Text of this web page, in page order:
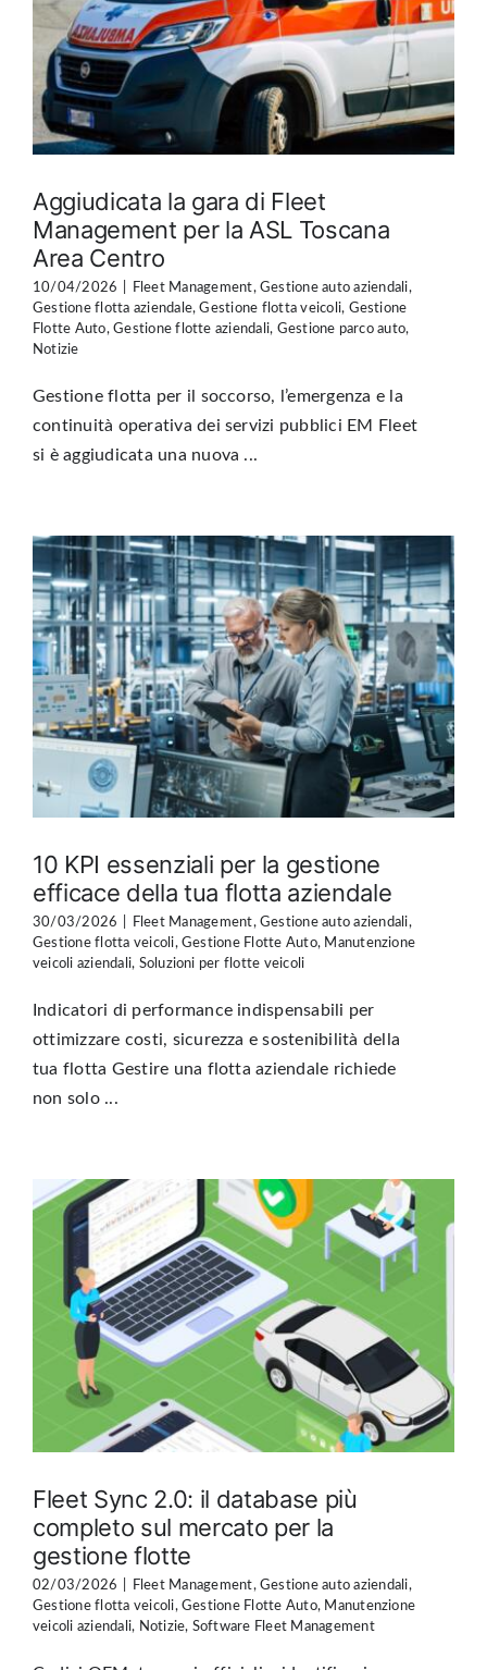
Aggiudicata la gara di Fleet
Management per la ASL Toscana
Area Centro
10/04/2026 Fleet Management, Gestione auto aziendali,
Gestione flotta aziendale,Gestione flotta veicoli, Gestione
Flotte Auto,Gestione flotte aziendali, Gestione parco auto,
Notizie
Gestione flotta per il soccorso, l’emergenza e la
continuità operativa dei servizi pubblici EM Fleet
si è aggiudicata una nuova ...
10 KPI essenziali per la gestione
efficace della tua flotta aziendale
30/03/2026 Fleet Management, Gestione auto aziendali,
Gestione flotta veicoli,Gestione Flotte Auto, Manutenzione
veicoli aziendali, Soluzioni per flotte veicoli
Indicatori di performance indispensabili per
ottimizzare costi, sicurezza e sostenibilità della
tua flotta Gestire una flotta aziendale richiede
non solo ...
Fleet Sync 2.0: il database più
completo sul mercato per la
gestione flotte
02/03/2026 Fleet Management, Gestione auto aziendali,
Gestione flotta veicoli,Gestione Flotte Auto, Manutenzione
veicoli aziendali, Notizie, Software Fleet Management